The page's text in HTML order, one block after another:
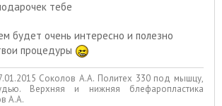
тебе
будет очень интересно и полезно
процедуры
Соколов А.А. Политех 330 под мышцу,
Верхняя и нижняя блефаропластика
А.А.